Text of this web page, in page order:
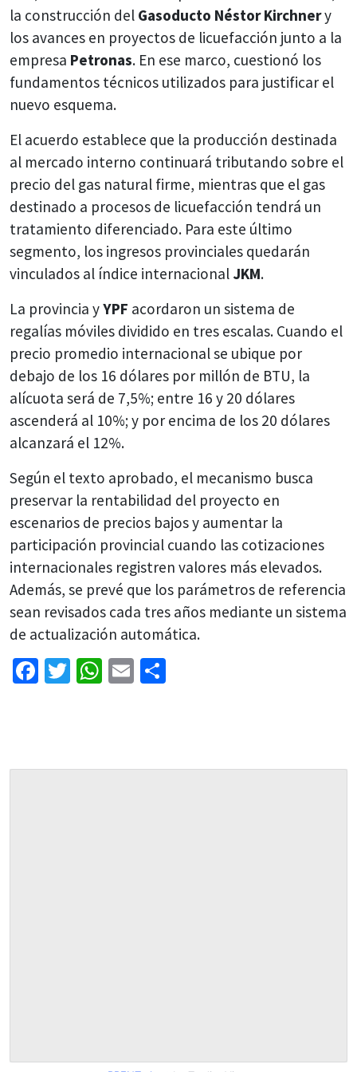
la construcción del Gasoducto Néstor Kirchnery
los avances en proyectos de licuefacción junto a la
empresa Petronas. En ese marco, cuestionó los
fundamentos técnicos utilizados para justificar el
nuevo esquema.
El acuerdo establece que la producción destinada
al mercado interno continuará tributando sobre el
precio del gas natural firme, mientras que el gas
destinado a procesos de licuefacción tendrá un
tratamiento diferenciado. Para este último
segmento, los ingresos provinciales quedarán
vinculados al índice internacional JKM.
La provincia yYPF acordaron un sistema de
regalías móviles dividido en tres escalas. Cuando el
precio promedio internacional se ubique por
debajo de los 16 dólares por millón de BTU, la
alícuota será de 7,5%; entre 16 y 20 dólares
ascenderá al 10%; y por encima de los 20 dólares
alcanzará el 12%.
Según el texto aprobado, el mecanismo busca
preservar la rentabilidad del proyecto en
escenarios de precios bajos y aumentar la
participación provincial cuando las cotizaciones
internacionales registren valores más elevados.
Además, se prevé que los parámetros de referencia
sean revisados cada tres años mediante un sistema
de actualización automática.
Facebook
Twitter
WhatsApp
Email